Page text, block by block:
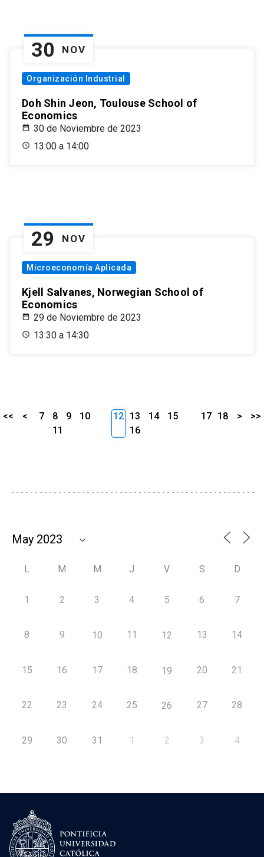
30 NOV
Organización Industrial
Doh Shin Jeon, Toulouse School of
Economics
30 de Noviembre de 2023
13:00 a 14:00
29 NOV
Microeconomía Aplicada
Kjell Salvanes, Norwegian School of
Economics
29 de Noviembre de 2023
13:30 a 14:30
<< < 7 8 9
10
11
12 13 14
15
16
17 18 > >>
L M M J V S D
1 2 3 4 5 6 7
8 9 10 11 12 13 14
15 16 17 18 19 20 21
22 23 24 25 26 27 28
29 30 31 1 2 3 4